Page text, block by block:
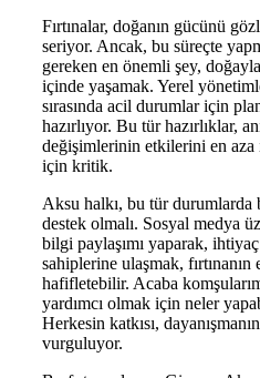
Fırtınalar, doğanın gücünü
seriyor. Ancak, bu süreçte
gereken en önemli şey,
içinde yaşamak. Yerel
sırasında acil durumlar için
hazırlıyor. Bu tür hazırlıklar,
değişimlerinin etkilerini en
için kritik.
Aksu halkı, bu tür durumlarda
destek olmalı. Sosyal medya
bilgi paylaşımı yaparak, ihtiyaç
sahiplerine ulaşmak, fırtınanın
hafifletebilir. Acaba
yardımcı olmak için neler
Herkesin katkısı,
vurguluyor.